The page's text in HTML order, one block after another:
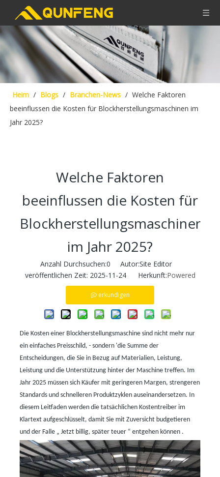
Heim / Blogs / Branchen-News / Welche Faktoren
beeinflussen die Kosten für Blockherstellungsmaschinen im
Jahr 2025?
Welche Faktoren
beeinflussen die Kosten für
Blockherstellungsmaschinen
im Jahr 2025?
Anzahl Durchsuchen:0 Autor:Site Editor
veröffentlichen Zeit: 2025-11-24 Herkunft:Powered
erkundigen
Die Kosten einer Blockherstellungsmaschine sind nicht mehr nur
ein einfaches Preisschild, - sondern 'die Summe der
Entscheidungen, die Sie in Bezug auf Materialien, Leistung,
Leistung und die Unterstützung hinter der Maschine treffen. Im
Jahr 2025 müssen sich Käufer mit geringeren Margen, strengeren
Standards und schnelleren Produktzyklen auseinandersetzen. In
diesem Leitfaden werden die tatsächlichen Kostentreiber im
Klartext aufgeschlüsselt, damit Sie mit Zuversicht budgetieren
und der Falle „ Jetzt billig, später teuer “ entgehen können .